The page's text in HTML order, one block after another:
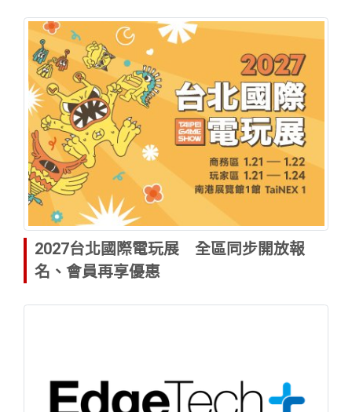
2027台北國際電玩展 全區同步開放報
名、會員再享優惠